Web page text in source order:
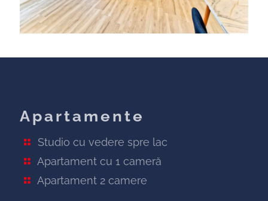
Apartamente
Studio cu vedere spre lac
Apartament cu 1 cameră
Apartament 2 camere